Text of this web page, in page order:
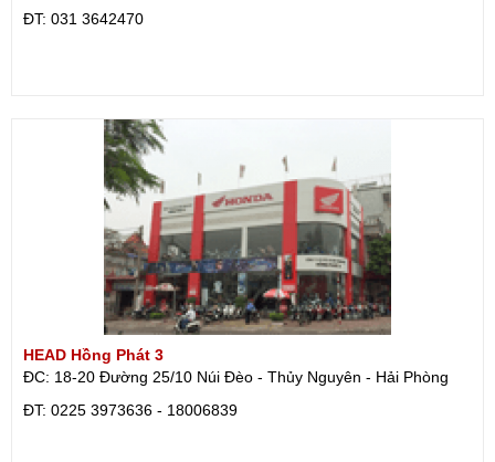
ÐT: 031 3642470
HEAD Hồng Phát 3
ĐC: 18-20 Đường 25/10 Núi Đèo - Thủy Nguyên - Hải Phòng
ÐT: 0225 3973636 - 18006839